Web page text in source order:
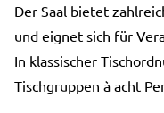
Der Saal bietet
und eignet sich für
In klassischer
Tischgruppen à acht